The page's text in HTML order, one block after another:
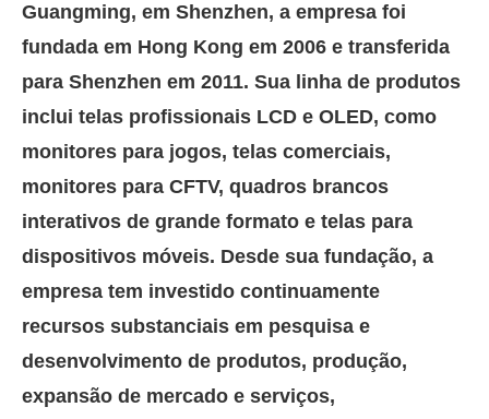
Guangming, em Shenzhen, a empresa foi
fundada em Hong Kong em 2006 e transferida
para Shenzhen em 2011. Sua linha de produtos
inclui telas profissionais LCD e OLED, como
monitores para jogos, telas comerciais,
monitores para CFTV, quadros brancos
interativos de grande formato e telas para
dispositivos móveis. Desde sua fundação, a
empresa tem investido continuamente
recursos substanciais em pesquisa e
desenvolvimento de produtos, produção,
expansão de mercado e serviços,